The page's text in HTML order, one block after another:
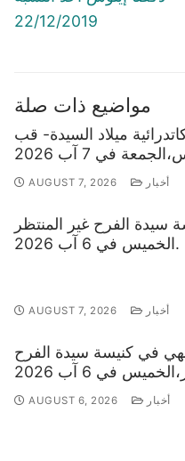
post:
22/12/2019
مواضيع ذات صلة
ميلاد السيدة- قب
AUGUST 7, 2026 أخبار
الخميس في 6 آب 2026.
AUGUST 7, 2026 أخبار
في كنيسة سيدة الفرح
AUGUST 6, 2026 أخبار